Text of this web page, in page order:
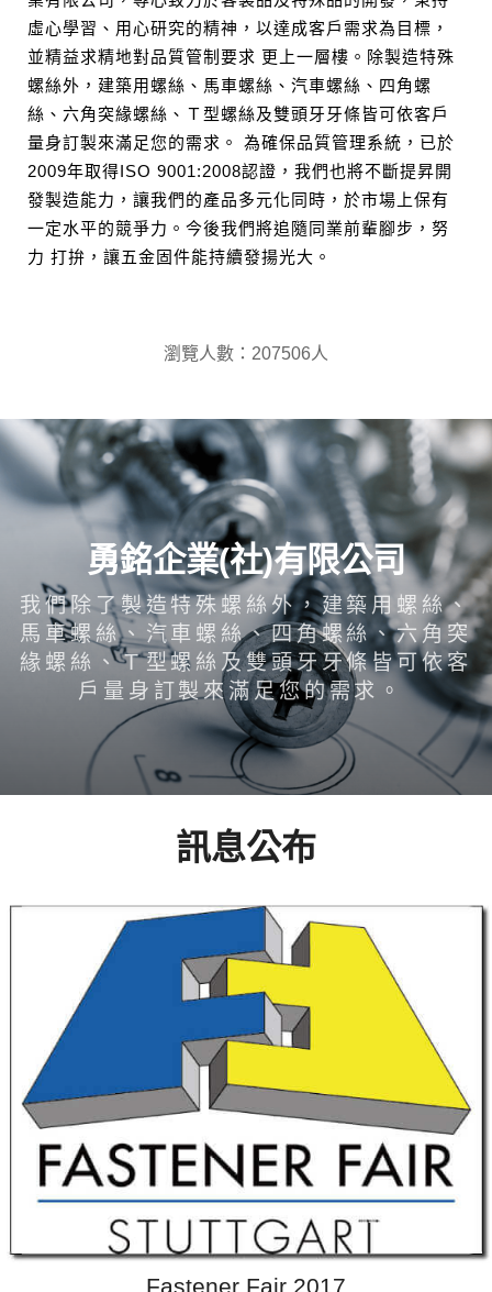
虛心學習、用心研究的精神，以達成客戶需求為目標，
並精益求精地對品質管制要求 更上一層樓。除製造特殊
螺絲外，建築用螺絲、馬車螺絲、汽車螺絲、四角螺
絲、六角突緣螺絲、Ｔ型螺絲及雙頭牙牙條皆可依客戶
量身訂製來滿足您的需求。 為確保品質管理系統，已於
2009年取得ISO 9001:2008認證，我們也將不斷提昇開
發製造能力，讓我們的產品多元化同時，於市場上保有
一定水平的競爭力。今後我們將追隨同業前輩腳步，努
力 打拚，讓五金固件能持續發揚光大。
瀏覽人數：207506人
勇銘企業(社)有限公司
我們除了製造特殊螺絲外，建築用螺絲、
馬車螺絲、汽車螺絲、四角螺絲、六角突
緣螺絲、Ｔ型螺絲及雙頭牙牙條皆可依客
戶量身訂製來滿足您的需求。
訊息公布
Fastener Fair 2017